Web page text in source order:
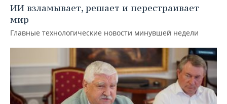
ИИ взламывает, решает и перестраивает
мир
Главные технологические новости минувшей недели